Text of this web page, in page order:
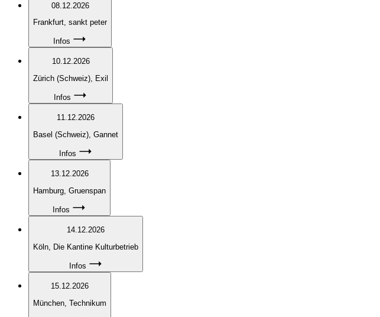
08.12.2026
Frankfurt , sankt peter
Infos
10.12.2026
Zürich (Schweiz) , Exil
Infos
11.12.2026
Basel (Schweiz) , Gannet
Infos
13.12.2026
Hamburg , Gruenspan
Infos
14.12.2026
Köln , Die Kantine Kulturbetrieb
Infos
15.12.2026
München , Technikum